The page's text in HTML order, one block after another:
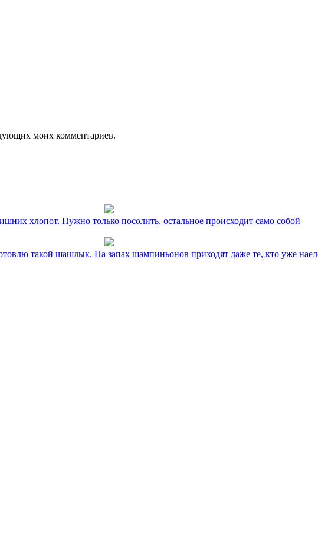
моих комментариев.
хлопот. Нужно только посолить, остальное происходит само собой
такой шашлык. На запах шампиньонов приходят даже те, кто уже